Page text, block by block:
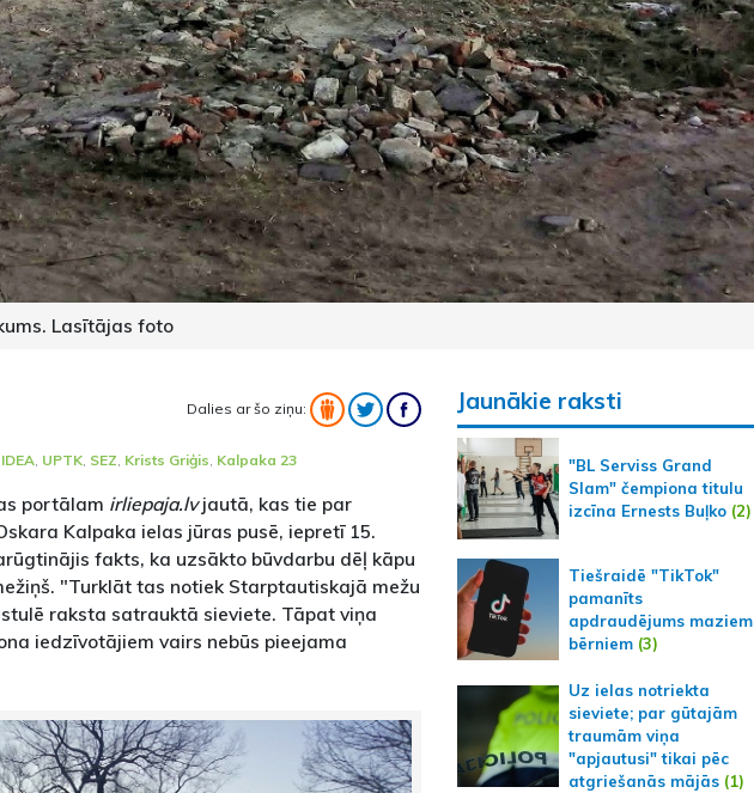
Lasītājas foto
Dalies ar šo ziņu:
, UPTK, SEZ, Krists Griģis, Kalpaka 23
portālam irliepaja.lvjautā, kas tie par
Kalpaka ielas jūras pusē, iepretī 15.
fakts, ka uzsākto būvdarbu dēļ kāpu
"Turklāt tas notiek Starptautiskajā mežu
raksta satrauktā sieviete. Tāpat viņa
iedzīvotājiem vairs nebūs pieejama
Jaunākie raksti
"BL Serviss Grand
Slam" čempiona titulu
izcīna Ernests Buļko(2)
Tiešraidē "TikTok"
pamanīts
apdraudējums maziem
bērniem(3)
Uz ielas notriekta
sieviete; par gūtajām
traumām viņa
"apjautusi" tikai pēc
atgriešanās mājās(1)